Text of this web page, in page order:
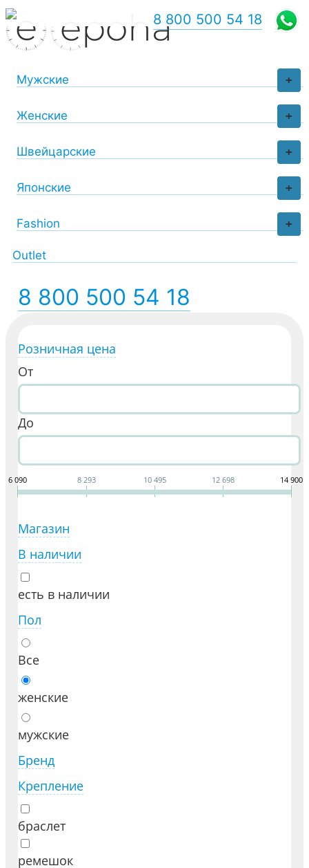
+
Мужские
+
Женские
+
Швейцарские
+
Японские
+
Fashion
Outlet
8 800 500 54 18
8 800 500 54 18
Розничная цена
От
До
6 090 8 293 10 495 12 698 14 900
Магазин
В наличии
есть в наличии
Пол
Все
женские
мужские
Бренд
Крепление
браслет
ремешок